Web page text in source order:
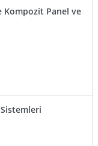
Kompozit Panel ve